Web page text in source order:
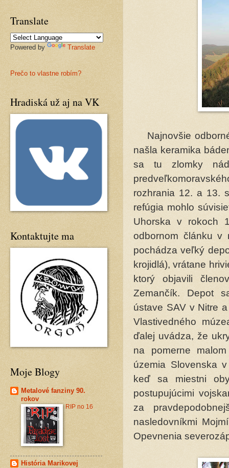
Najnovšie
našla keramika
sa tu zlomky
rozhrania 12. a 13.
refúgia mohlo
Uhorska v rokoch
odbornom článku v
pochádza veľký
krojidlá), vrátane
ktorý objavili
Zemančík. Depot
ústave SAV v Nitre
Vlastivedného
ďalej uvádza, že
na pomerne
územia Slovenska
keď sa miestni
postupujúcimi
za
nasledovníkmi
Opevnenia
Translate
Powered by Translate
Prečo to vlastne robím?
Hradiská už aj na VK
Kontaktujte ma
Moje Blogy
Metalové fanziny 90.
rokov
RIP no 16
História Marikovej